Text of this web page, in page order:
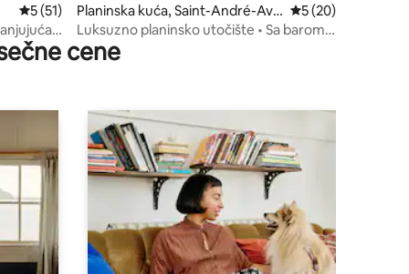
Prosečna ocena 5 od 5, utisaka: 51
5 (51)
Planinska kuća, Saint-André-Ave
llin
Prosečna ocena 5
5 (20)
Luksuzno planinsko utočište • Sa barom i
prostorijom za igre
cene